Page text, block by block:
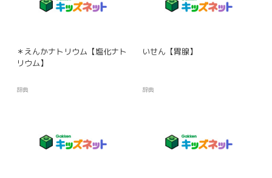
＊えんかナトリウム【塩化ナト
リウム】
辞典
いせん【胃腺】
辞典